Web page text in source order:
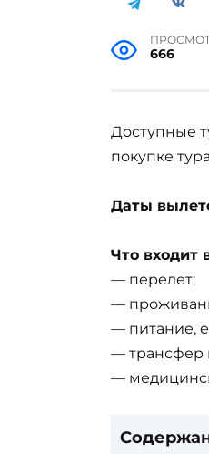
666
Доступные
покупке
Даты
Что входит
— перелет;
—
— питание,
— трансфер
—